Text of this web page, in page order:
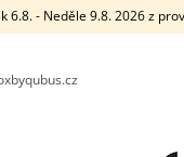
6.8. - Neděle 9.8. 2026 z